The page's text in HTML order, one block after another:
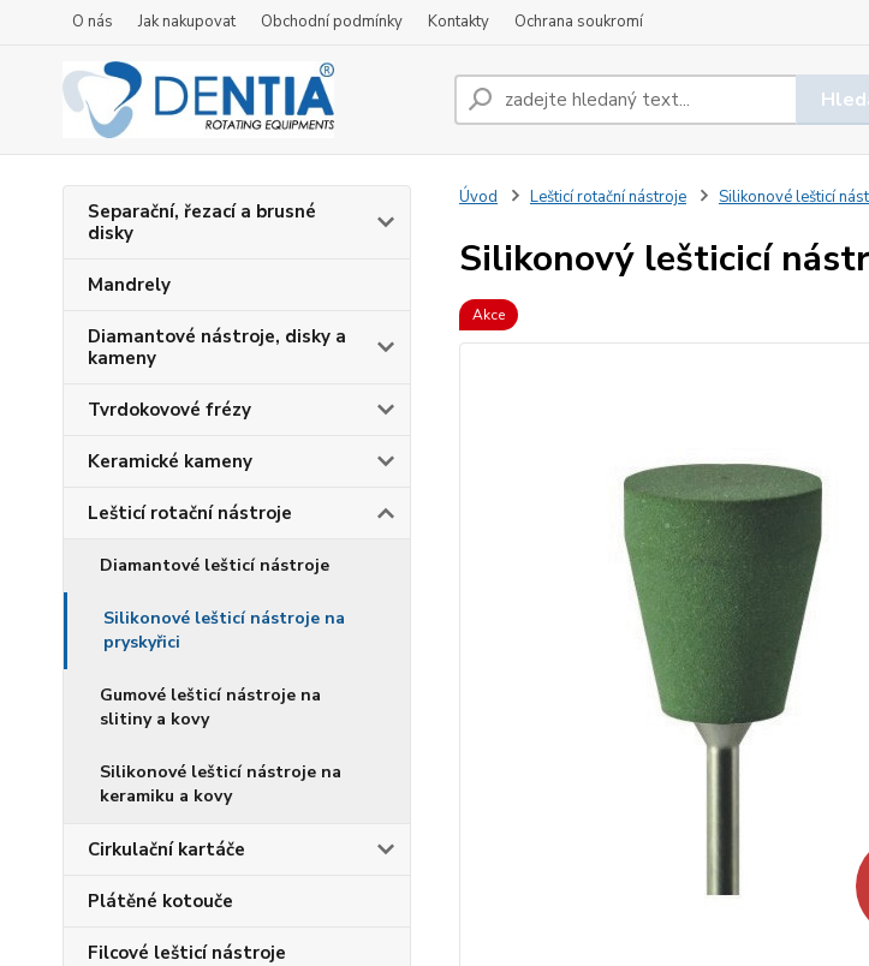
O nás Jak nakupovat Obchodní podmínky Kontakty Ochrana soukromí
Separační, řezací a brusné
disky
Mandrely
Diamantové nástroje, disky a
kameny
Tvrdokovové frézy
Keramické kameny
Lešticí rotační nástroje
Diamantové lešticí nástroje
Silikonové lešticí nástroje na
pryskyřici
Gumové lešticí nástroje na
slitiny a kovy
Silikonové lešticí nástroje na
keramiku a kovy
Cirkulační kartáče
Plátěné kotouče
Filcové lešticí nástroje
Úvod Lešticí rotační nástroje Silikonové lešticí
Silikonový lešticicí
Akce